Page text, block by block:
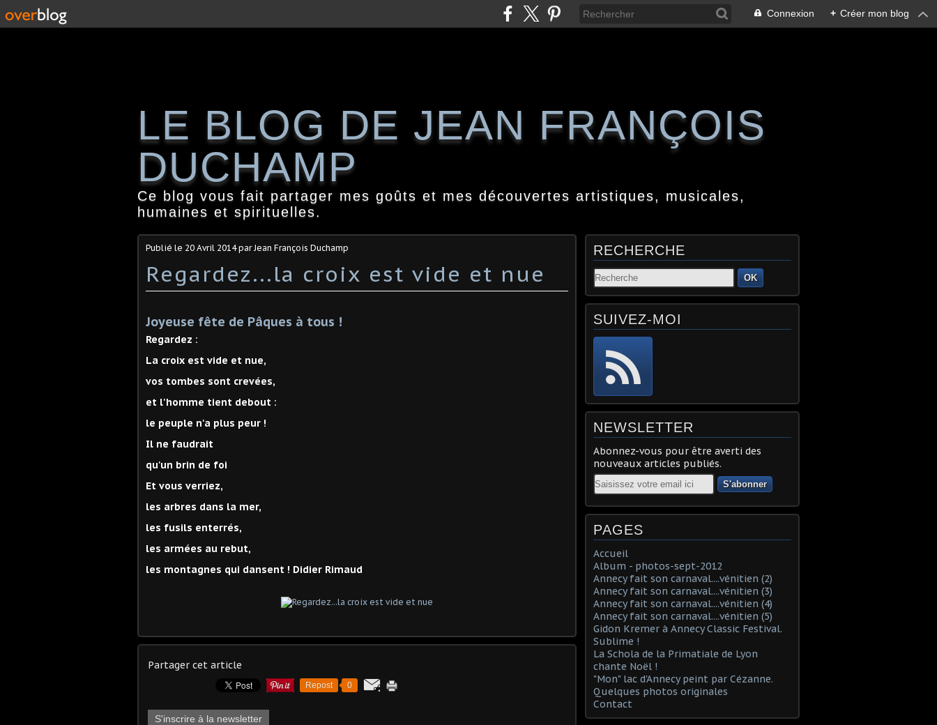
Connexion + Créer mon blog
LE BLOG DE JEAN FRANÇOIS
DUCHAMP
Ce blog vous fait partager mes goûts et mes découvertes artistiques, musicales,
humaines et spirituelles.
Publié le 20 Avril 2014par Jean François Duchamp
Regardez...la croix est vide et nue
Joyeuse fête de Pâques à tous !
Regardez :
La croix est vide et nue,
vos tombes sont crevées,
et l'homme tient debout :
le peuple n'a plus peur !
Il ne faudrait
qu'un brin de foi
Et vous verriez,
les arbres dans la mer,
les fusils enterrés,
les armées au rebut,
les montagnes qui dansent ! Didier Rimaud
Partager cet article
Repost 0
S'inscrire à la newsletter
RECHERCHE
OK
SUIVEZ-MOI
NEWSLETTER
Abonnez-vous pour être averti des
nouveaux articles publiés.
Email
PAGES
Accueil
Album - photos-sept-2012
Annecy fait son carnaval....vénitien (2)
Annecy fait son carnaval....vénitien (3)
Annecy fait son carnaval....vénitien (4)
Annecy fait son carnaval....vénitien (5)
Gidon Kremer à Annecy Classic Festival.
Sublime !
La Schola de la Primatiale de Lyon
chante Noël !
"Mon" lac d'Annecy peint par Cézanne.
Quelques photos originales
Contact